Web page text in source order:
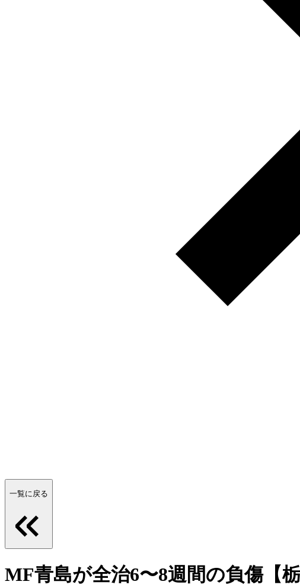
一覧に戻る
MF青島が全治6〜8週間の負傷【栃